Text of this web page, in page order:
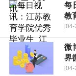
每
教
[04-
微
界
[04-